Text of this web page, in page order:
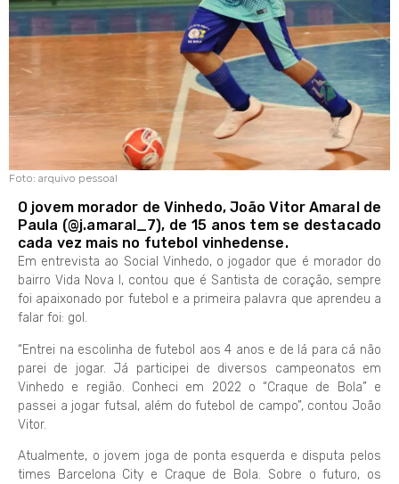
Foto: arquivo pessoal
O jovem morador de Vinhedo, João Vitor Amaral de
Paula (@j.amaral_7), de 15 anos tem se destacado
cada vez mais no futebol vinhedense.
Em entrevista ao Social Vinhedo, o jogador que é morador do
bairro Vida Nova I, contou que é Santista de coração, sempre
foi apaixonado por futebol e a primeira palavra que aprendeu a
falar foi: gol.
“Entrei na escolinha de futebol aos 4 anos e de lá para cá não
parei de jogar. Já participei de diversos campeonatos em
Vinhedo e região. Conheci em 2022 o “Craque de Bola” e
passei a jogar futsal, além do futebol de campo”, contou João
Vitor.
Atualmente, o jovem joga de ponta esquerda e disputa pelos
times Barcelona City e Craque de Bola. Sobre o futuro, os